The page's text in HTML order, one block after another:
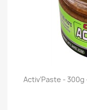
Activ’Paste -